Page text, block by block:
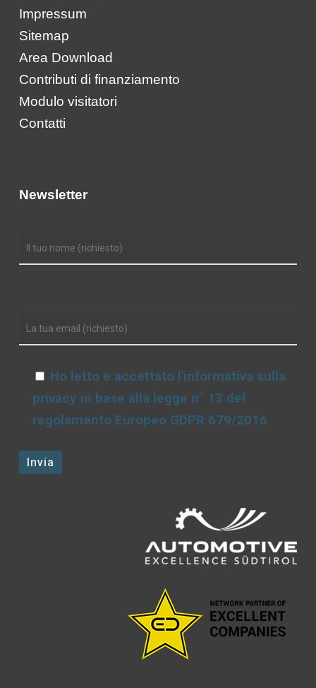
Impressum
Sitemap
Area Download
Contributi di finanziamento
Modulo visitatori
Contatti
Newsletter
Ho letto e accettato l'informativa sulla
privacy in base alla legge n° 13 del
regolamento Europeo GDPR 679/2016